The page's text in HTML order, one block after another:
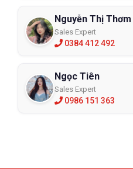
Nguyễn Thị Thơm
Sales Expert
0384 412 492
Ngọc Tiên
Sales Expert
0986 151 363